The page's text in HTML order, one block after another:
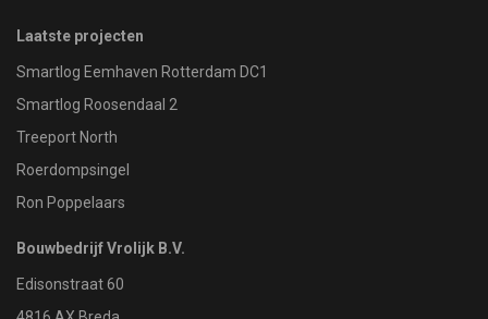
Laatste projecten
Smartlog Eemhaven Rotterdam DC1
Smartlog Roosendaal 2
Treeport North
Roerdompsingel
Ron Poppelaars
Bouwbedrijf Vrolijk B.V.
Edisonstraat 60